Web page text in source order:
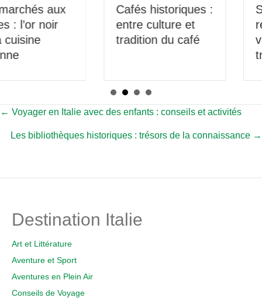
Cafés historiques :
entre culture et
tradition du café
Spécialités
régionales : un
voyage culinaire à
Posts
navigation
← Voyager en Italie avec des enfants : conseils et activités
Les bibliothèques historiques : trésors de la connaissance →
Destination Italie
Art et Littérature
Aventure et Sport
Aventures en Plein Air
Conseils de Voyage